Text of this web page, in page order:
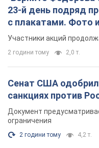
23-й день подряд
с плакатами. Фото
Участники акций
2 години тому 2,0 т.
Сенат США одобрил
санкциях против
Документ
ограничения
2 години тому 4,2 т.